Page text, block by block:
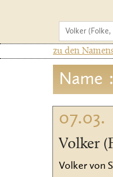
zu den
Name
07.03.
Volker
Volker von